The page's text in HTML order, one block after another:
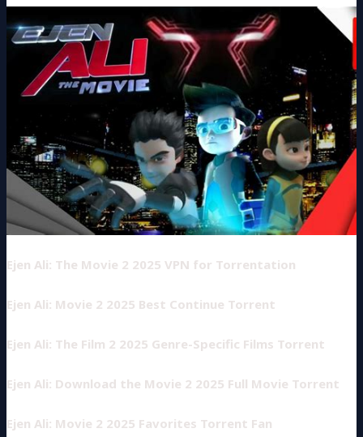
Ejen Ali: The Movie 2 2025 VPN for Torrentation
Ejen Ali: Movie 2 2025 Best Continue Torrent
Ejen Ali: The Film 2 2025 Genre-Specific Films Torrent
Ejen Ali: Download the Movie 2 2025 Full Movie Torrent
Ejen Ali: Movie 2 2025 Favorites Torrent Fan